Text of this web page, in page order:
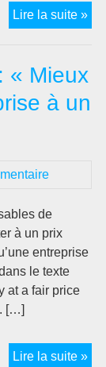
Lire la suite »
un
« Mieux
à un
de
à un prix
entreprise
le texte
at a fair price
[…]
Lire la suite »